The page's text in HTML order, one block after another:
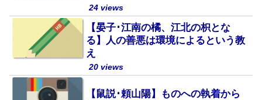
24 views
【晏子･江南の橘、江北の枳とな
る】人の善悪は環境によるという教
え
20 views
【鼠説･頼山陽】ものへの執着から